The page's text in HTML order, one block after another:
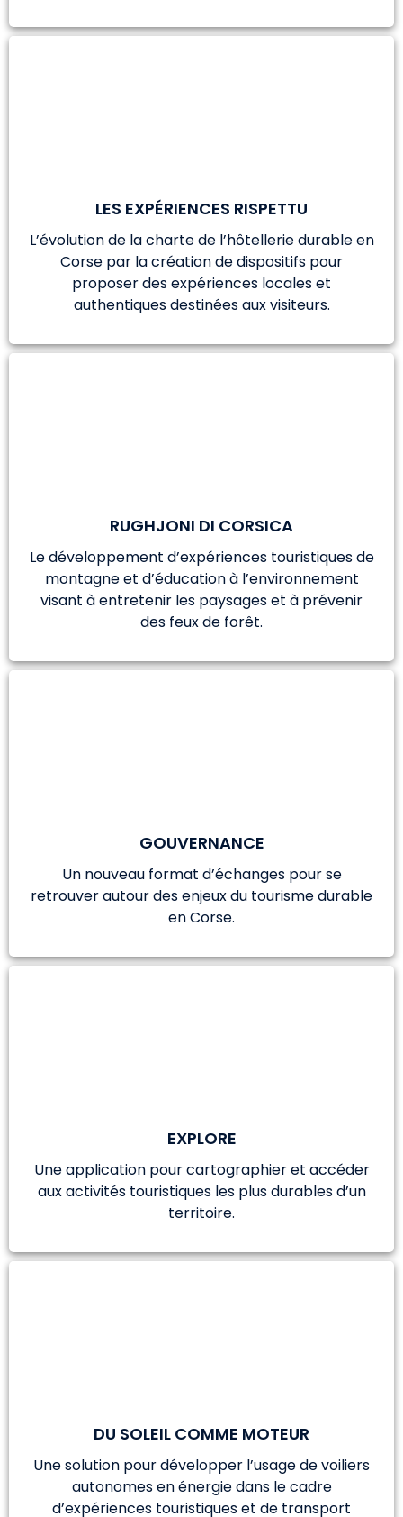
LES EXPÉRIENCES RISPETTU
L’évolution de la charte de l’hôtellerie durable en
Corse par la création de dispositifs pour
proposer des expériences locales et
authentiques destinées aux visiteurs.
RUGHJONI DI CORSICA
Le développement d’expériences touristiques de
montagne et d’éducation à l’environnement
visant à entretenir les paysages et à prévenir
des feux de forêt.
GOUVERNANCE
Un nouveau format d’échanges pour se
retrouver autour des enjeux du tourisme durable
en Corse.
EXPLORE
Une application pour cartographier et accéder
aux activités touristiques les plus durables d’un
territoire.
DU SOLEIL COMME MOTEUR
Une solution pour développer l’usage de voiliers
autonomes en énergie dans le cadre
d’expériences touristiques et de transport